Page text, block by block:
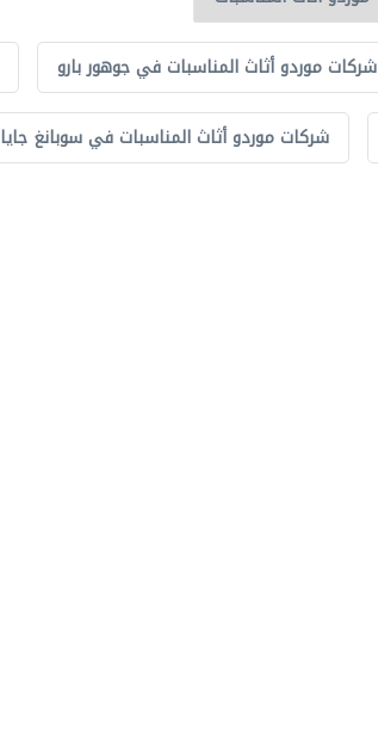
شركات موردو أثاث المناسبات في جوهور بارو
شركات موردو أثاث المناسبات في سوبانغ جايا